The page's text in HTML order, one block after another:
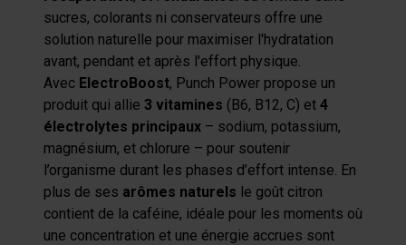
sucres, colorants ni conservateurs offre une
solution naturelle pour maximiser l'hydratation
avant, pendant et après l'effort physique.
Avec ElectroBoost, Punch Power propose un
produit qui allie 3 vitamines (B6, B12, C) et 4
électrolytes principaux – sodium, potassium,
magnésium, et chlorure – pour soutenir
l’organisme durant les phases d’effort intense. En
plus de ses arômes naturels le goût citron
contient de la caféine, idéale pour les moments où
une concentration et une énergie accrues sont